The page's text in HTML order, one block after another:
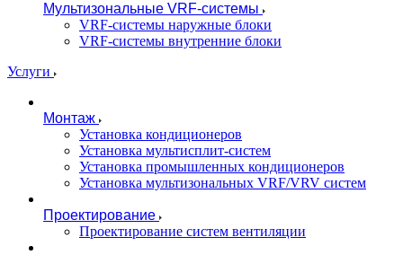
Мультизональные VRF-системы
VRF-системы наружные блоки
VRF-системы внутренние блоки
Услуги
Монтаж
Установка кондиционеров
Установка мультисплит-систем
Установка промышленных кондиционеров
Установка мультизональных VRF/VRV систем
Проектирование
Проектирование систем вентиляции